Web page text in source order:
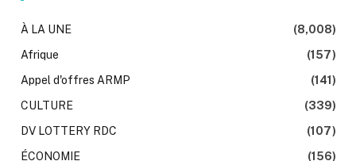
À LA UNE
(8,008)
Afrique
(157)
Appel d'offres ARMP
(141)
CULTURE
(339)
DV LOTTERY RDC
(107)
ÉCONOMIE
(156)